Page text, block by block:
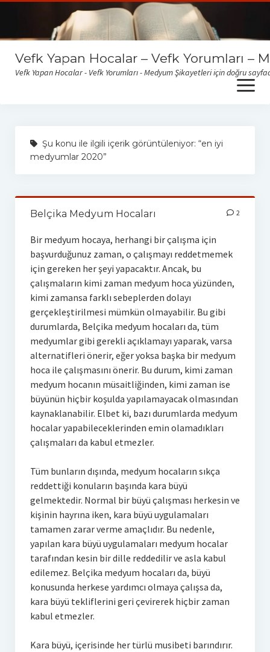
Vefk Yapan Hocalar – Vefk Yorumları –
Vefk Yapan Hocalar - Vefk Yorumları - Medyum Şikayetleri için doğru
open
menu
buraya tıklayabilirsiniz
Şu konu ile ilgili içerik görüntüleniyor: “en iyi
medyumlar 2020”
Belçika Medyum Hocaları 2
Bir medyum hocaya, herhangi bir çalışma için
başvurduğunuz zaman, o çalışmayı reddetmemek
için gereken her şeyi yapacaktır. Ancak, bu
çalışmaların kimi zaman medyum hoca yüzünden,
kimi zamansa farklı sebeplerden dolayı
gerçekleştirilmesi mümkün olmayabilir. Bu gibi
durumlarda, Belçika medyum hocaları da, tüm
medyumlar gibi gerekli açıklamayı yaparak, varsa
alternatifleri önerir, eğer yoksa başka bir medyum
hoca ile çalışmasını önerir. Bu durum, kimi zaman
medyum hocanın müsaitliğinden, kimi zaman ise
büyünün hiçbir koşulda yapılamayacak olmasından
kaynaklanabilir. Elbet ki, bazı durumlarda medyum
hocalar yapabileceklerinden emin olamadıkları
çalışmaları da kabul etmezler.
Tüm bunların dışında, medyum hocaların sıkça
reddettiği konuların başında kara büyü
gelmektedir. Normal bir büyü çalışması herkesin ve
kişinin hayrına iken, kara büyü uygulamaları
tamamen zarar verme amaçlıdır. Bu nedenle,
yapılan kara büyü uygulamaları medyum hocalar
tarafından kesin bir dille reddedilir ve asla kabul
edilemez. Belçika medyum hocaları da, büyü
konusunda herkese yardımcı olmaya çalışsa da,
kara büyü tekliflerini geri çevirerek hiçbir zaman
kabul etmezler.
Kara büyü, içerisinde her türlü musibeti barındırır.